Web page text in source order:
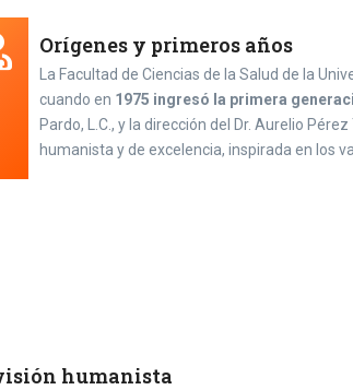
Orígenes y primeros años
La Facultad de Ciencias de la Salud de la
cuando en 1975 ingresó la primera
Pardo, L.C., y la dirección del Dr. Aurelio
humanista y de excelencia, inspirada en los
humanista